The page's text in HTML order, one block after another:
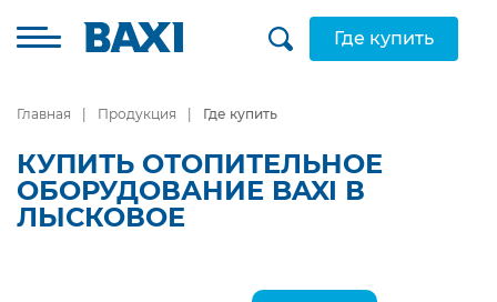
Где купить
Главная Продукция Где купить
КУПИТЬ ОТОПИТЕЛЬНОЕ
ОБОРУДОВАНИЕ BAXI В
ЛЫСКОВОЕ